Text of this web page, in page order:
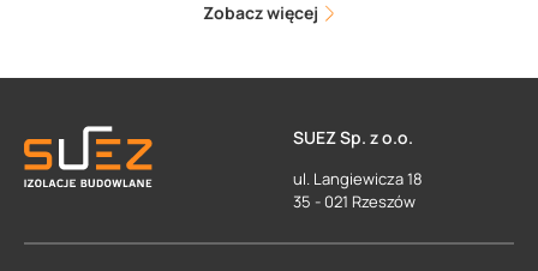
Zobacz więcej
SUEZ Sp. z o.o.
ul. Langiewicza 18
35 - 021 Rzeszów